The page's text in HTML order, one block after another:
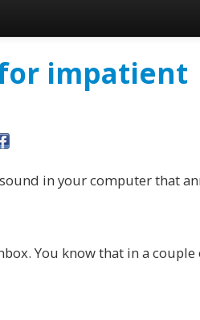
for impatient
in your computer that
You know that in a couple